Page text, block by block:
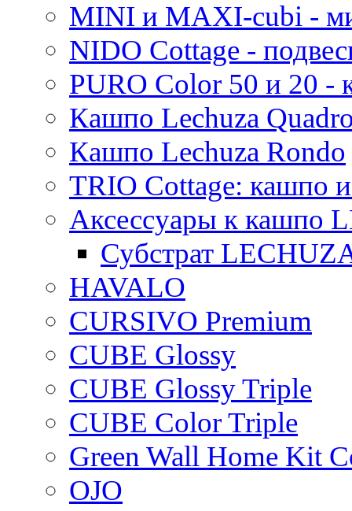
MINI и MAXI-cubi -
NIDO Cottage -
PURO Color 50 и 20
Кашпо Lechuza
Кашпо Lechuza Rondo
TRIO Cottage: кашпо
Аксессуары к кашпо
Субстрат
HAVALO
CURSIVO Premium
CUBE Glossy
CUBE Glossy Triple
CUBE Color Triple
Green Wall Home Kit
OJO